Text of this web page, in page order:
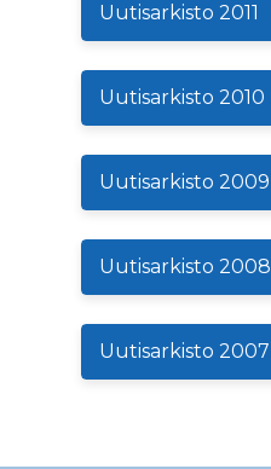
Uutisarkisto 2011
Uutisarkisto 2010
Uutisarkisto 2009
Uutisarkisto 2008
Uutisarkisto 2007